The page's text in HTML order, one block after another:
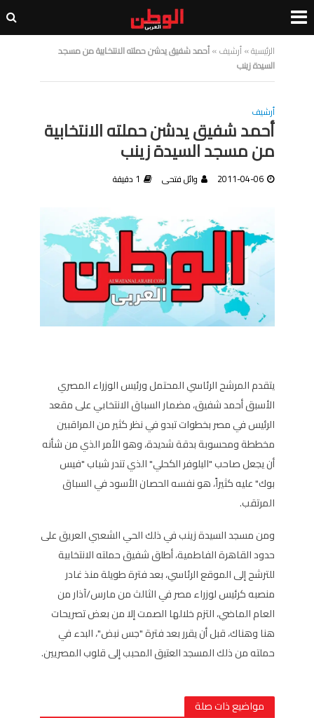
الرئيسية»أرشيف»أحمد شفيق يدشن حملته الانتخابية من مسجد
السيدة زينب
أرشيف
أحمد شفيق يدشن حملته الانتخابية
من مسجد السيدة زينب
2011-04-06 وائل فتحى 1 دقيقة
يتقدم المرشح الرئاسي المحتمل ورئيس الوزراء المصري
الأسبق أحمد شفيق، مضمار السباق الانتخابي على مقعد
الرئيس في مصر بخطوات تبدو في نظر كثير من المراقبين
مخططة ومحسوبة بدقة شديدة، وهو الأمر الذي من شأنه
أن يجعل صاحب "البلوفر الكحلي" الذي تندر شباب "فيس
بوك" عليه كثيراً، هو نفسه الحصان الأسود في السباق
المرتقب.
ومن مسجد السيدة زينب في ذلك الحي الشعبي العريق على
حدود القاهرة الفاطمية، أطلق شفيق حملته الانتخابية
للترشح إلى الموقع الرئاسي، بعد فترة طويلة منذ غادر
منصبه كرئيس لوزراء مصر في الثالث من مارس/آذار من
العام الماضي، التزم خلالها الصمت إلا من بعض تصريحات
هنا وهناك، قبل أن يقرر بعد فترة "جس نبض"، البدء في
حملته من ذلك المسجد العتيق المحبب إلى قلوب المصريين.
مواضيع ذات صلة